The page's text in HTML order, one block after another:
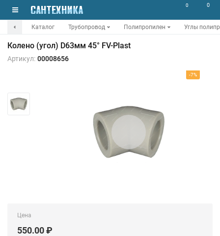
0 0
Каталог Трубопровод Полипропилен Углы
Колено (угол) D63мм 45° FV-Plast
Артикул: 00008656
-7%
Цена
550.00 ₽